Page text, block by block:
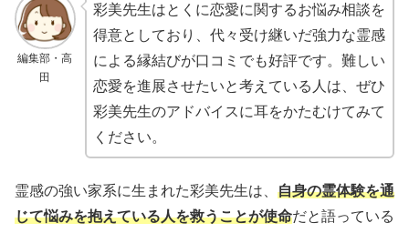
編集部・高
田
彩美先生はとくに恋愛に関するお悩み相談を
得意としており、代々受け継いだ強力な霊感
による縁結びが口コミでも好評です。難しい
恋愛を進展させたいと考えている人は、ぜひ
彩美先生のアドバイスに耳をかたむけてみて
ください。
霊感の強い家系に生まれた彩美先生は、 自身の霊体験を通
じて悩みを抱えている人を救うことが使命だと語っている